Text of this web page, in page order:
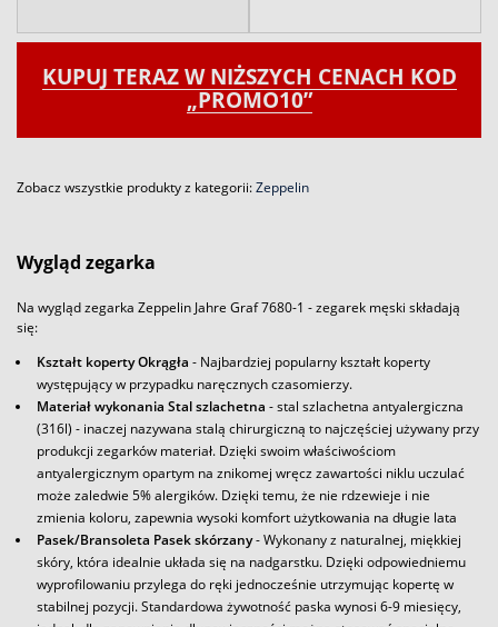
KUPUJ TERAZ W NIŻSZYCH CENACH KOD
„PROMO10”
Zobacz wszystkie produkty z kategorii:Zeppelin
Wygląd zegarka
Na wygląd zegarka Zeppelin Jahre Graf 7680-1 - zegarek męski składają
się:
Kształt koperty Okrągła - Najbardziej popularny kształt koperty
występujący w przypadku naręcznych czasomierzy.
Materiał wykonania Stal szlachetna - stal szlachetna antyalergiczna
(316l) - inaczej nazywana stalą chirurgiczną to najczęściej używany przy
produkcji zegarków materiał. Dzięki swoim właściwościom
antyalergicznym opartym na znikomej wręcz zawartości niklu uczulać
może zaledwie 5% alergików. Dzięki temu, że nie rdzewieje i nie
zmienia koloru, zapewnia wysoki komfort użytkowania na długie lata
Pasek/Bransoleta Pasek skórzany- Wykonany z naturalnej, miękkiej
skóry, która idealnie układa się na nadgarstku. Dzięki odpowiedniemu
wyprofilowaniu przylega do ręki jednocześnie utrzymując kopertę w
stabilnej pozycji. Standardowa żywotność paska wynosi 6-9 miesięcy,